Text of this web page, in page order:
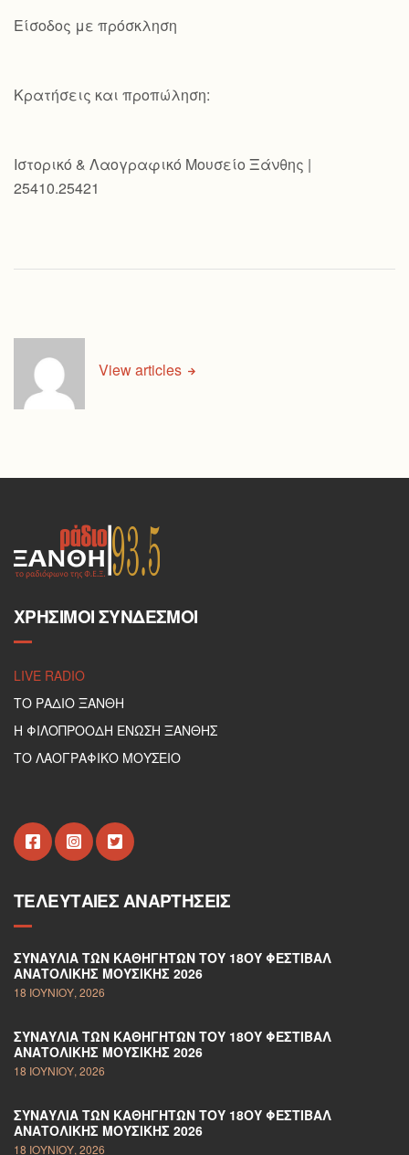
Είσοδος με πρόσκληση
Κρατήσεις και προπώληση:
Ιστορικό & Λαογραφικό Μουσείο Ξάνθης |
25410.25421
View articles
ΧΡΉΣΙΜΟΙ ΣΎΝΔΕΣΜΟΙ
LIVE RADIO
ΤΟ ΡΑΔΙΟ ΞΑΝΘΗ
Η ΦΙΛΟΠΡΟΟΔΗ ΕΝΩΣΗ ΞΑΝΘΗΣ
ΤΟ ΛΑΟΓΡΑΦΙΚΟ ΜΟΥΣΕΙΟ
ΤΕΛΕΥΤΑΊΕΣ ΑΝΑΡΤΉΣΕΙΣ
ΣΥΝΑΥΛΊΑ ΤΩΝ ΚΑΘΗΓΗΤΏΝ ΤΟΥ 18ΟΥ ΦΕΣΤΙΒΆΛ
ΑΝΑΤΟΛΙΚΉΣ ΜΟΥΣΙΚΉΣ 2026
18 ΙΟΥΝΊΟΥ, 2026
ΣΥΝΑΥΛΊΑ ΤΩΝ ΚΑΘΗΓΗΤΏΝ ΤΟΥ 18ΟΥ ΦΕΣΤΙΒΆΛ
ΑΝΑΤΟΛΙΚΉΣ ΜΟΥΣΙΚΉΣ 2026
18 ΙΟΥΝΊΟΥ, 2026
ΣΥΝΑΥΛΊΑ ΤΩΝ ΚΑΘΗΓΗΤΏΝ ΤΟΥ 18ΟΥ ΦΕΣΤΙΒΆΛ
ΑΝΑΤΟΛΙΚΉΣ ΜΟΥΣΙΚΉΣ 2026
18 ΙΟΥΝΊΟΥ, 2026